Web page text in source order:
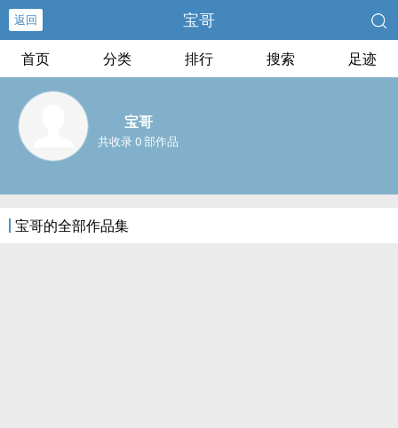
返回 宝哥
首页 分类 排行 搜索 足迹
宝哥
共收录 0 部作品
宝哥的全部作品集